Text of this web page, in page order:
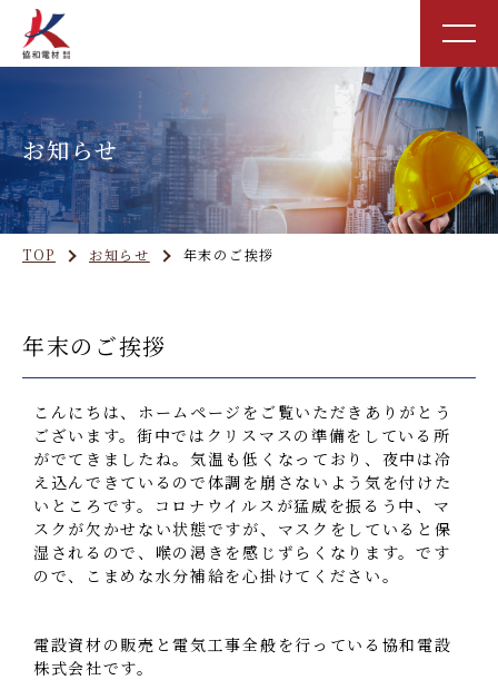
お知らせ
TOP お知らせ 年末のご挨拶
年末のご挨拶
こんにちは、ホームページをご覧いただきありがとう
ございます。街中ではクリスマスの準備をしている所
がでてきましたね。気温も低くなっており、夜中は冷
え込んできているので体調を崩さないよう気を付けた
いところです。
コロナウイルスが猛威を振るう中、マ
スクが欠かせない状態ですが、 マスクをしていると保
湿されるので、喉の渇きを感じずらくなります。 です
ので、こまめな水分補給を心掛けてください。
電設資材の販売と電気工事全般を行っている協和電設
株式会社です。